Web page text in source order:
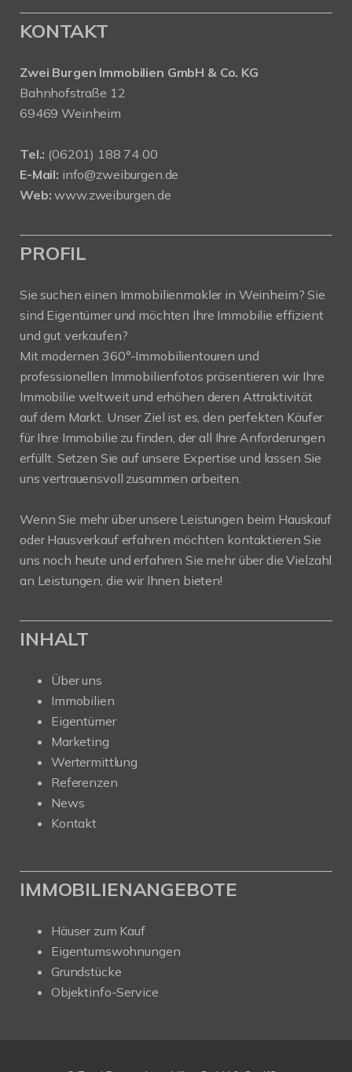
KONTAKT
Zwei Burgen Immobilien GmbH & Co. KG
Bahnhofstraße 12
69469 Weinheim
Tel.: (06201) 188 74 00
E-Mail: info@zweiburgen.de
Web: www.zweiburgen.de
PROFIL
Sie suchen einen Immobilienmakler in Weinheim? Sie
sind Eigentümer und möchten Ihre Immobilie effizient
und gut verkaufen?
Mit modernen 360°-Immobilientouren und
professionellen Immobilienfotos präsentieren wir Ihre
Immobilie weltweit und erhöhen deren Attraktivität
auf dem Markt. Unser Ziel ist es, den perfekten Käufer
für Ihre Immobilie zu finden, der all Ihre Anforderungen
erfüllt. Setzen Sie auf unsere Expertise und lassen Sie
uns vertrauensvoll zusammen arbeiten.
Wenn Sie mehr über unsere Leistungen beim Hauskauf
oder Hausverkauf erfahren möchten kontaktieren Sie
uns noch heute und erfahren Sie mehr über die Vielzahl
an Leistungen, die wir Ihnen bieten!
INHALT
Über uns
Immobilien
Eigentümer
Marketing
Wertermittlung
Referenzen
News
Kontakt
IMMOBILIENANGEBOTE
Häuser zum Kauf
Eigentumswohnungen
Grundstücke
Objektinfo-Service